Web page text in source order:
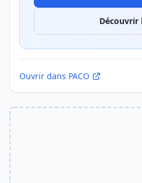
Découvrir
Ouvrir dans PACO